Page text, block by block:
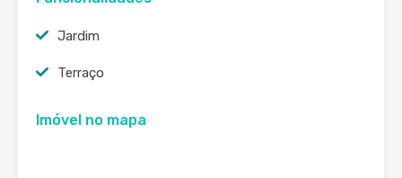
Jardim
Terraço
Imóvel no mapa